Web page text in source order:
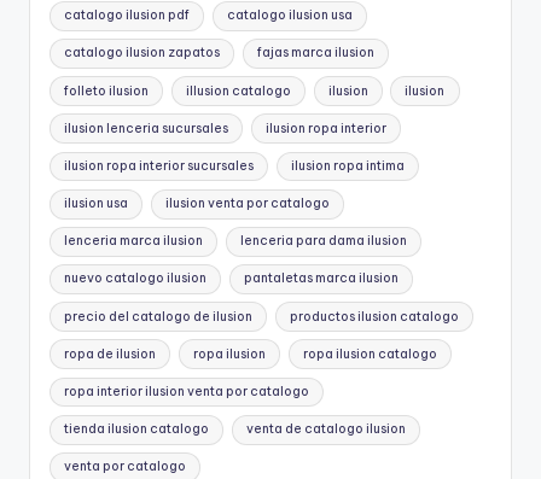
catalogo ilusion pdf catalogo ilusion usa
catalogo ilusion zapatos fajas marca ilusion
folleto ilusion illusion catalogo ilusion ilusion
ilusion lenceria sucursales ilusion ropa interior
ilusion ropa interior sucursales ilusion ropa intima
ilusion usa ilusion venta por catalogo
lenceria marca ilusion lenceria para dama ilusion
nuevo catalogo ilusion pantaletas marca ilusion
precio del catalogo de ilusion productos ilusion catalogo
ropa de ilusion ropa ilusion ropa ilusion catalogo
ropa interior ilusion venta por catalogo
tienda ilusion catalogo venta de catalogo ilusion
venta por catalogo